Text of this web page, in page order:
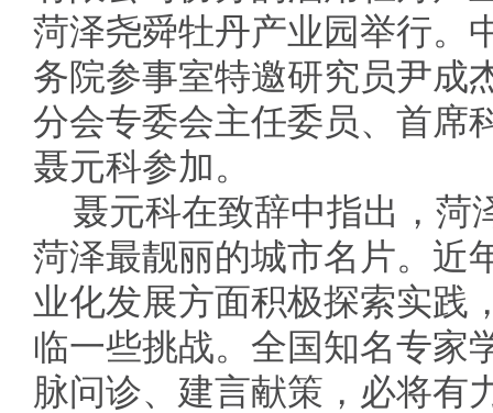
菏泽尧舜牡丹产业园举行。
务院参事室特邀研究员尹成
分会专委会主任委员、首席
聂元科参加。
聂元科在致辞中指出，菏
菏泽最靓丽的城市名片。近
业化发展方面积极探索实践
临一些挑战。全国知名专家
脉问诊、建言献策，必将有